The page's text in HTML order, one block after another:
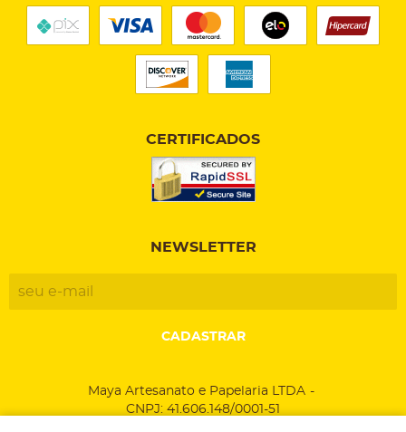
CERTIFICADOS
NEWSLETTER
CADASTRAR
Maya Artesanato e Papelaria LTDA
CNPJ: 41.606.148/0001-51